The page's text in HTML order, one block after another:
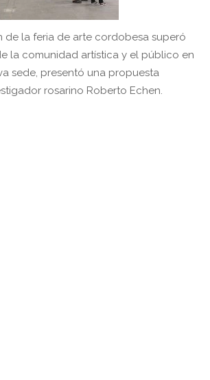
de la feria de arte cordobesa superó
la comunidad artística y el público en
sede, presentó una propuesta
rosarino Roberto Echen.